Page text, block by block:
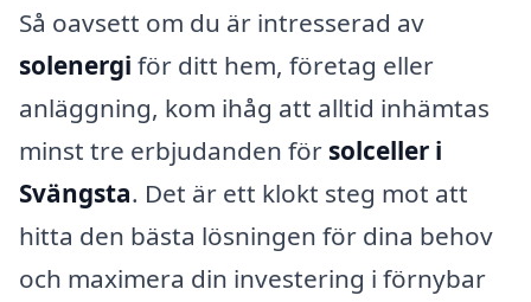
Så oavsett om du är intresserad av
solenergi för ditt hem, företag eller
anläggning, kom ihåg att alltid inhämtas
minst tre erbjudanden för solceller i
Svängsta. Det är ett klokt steg mot att
hitta den bästa lösningen för dina behov
och maximera din investering i förnybar